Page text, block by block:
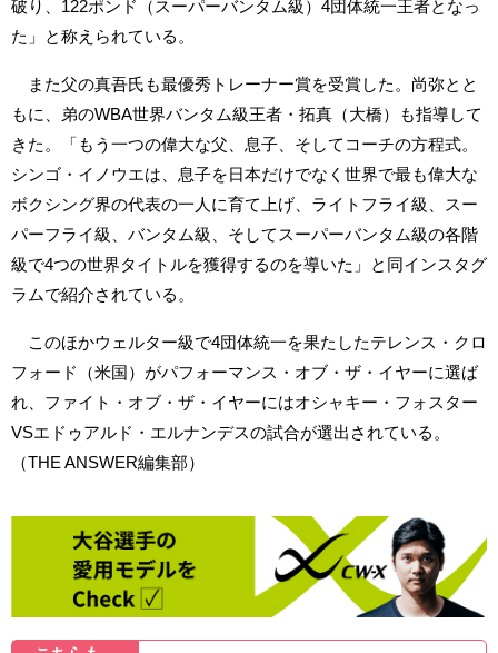
破り、122ポンド（スーパーバンタム級）4団体統一王者となっ
た」と称えられている。
また父の真吾氏も最優秀トレーナー賞を受賞した。尚弥とと
もに、弟のWBA世界バンタム級王者・拓真（大橋）も指導して
きた。「もう一つの偉大な父、息子、そしてコーチの方程式。
シンゴ・イノウエは、息子を日本だけでなく世界で最も偉大な
ボクシング界の代表の一人に育て上げ、ライトフライ級、スー
パーフライ級、バンタム級、そしてスーパーバンタム級の各階
級で4つの世界タイトルを獲得するのを導いた」と同インスタグ
ラムで紹介されている。
このほかウェルター級で4団体統一を果たしたテレンス・クロ
フォード（米国）がパフォーマンス・オブ・ザ・イヤーに選ば
れ、ファイト・オブ・ザ・イヤーにはオシャキー・フォスター
VSエドゥアルド・エルナンデスの試合が選出されている。
（THE ANSWER編集部）